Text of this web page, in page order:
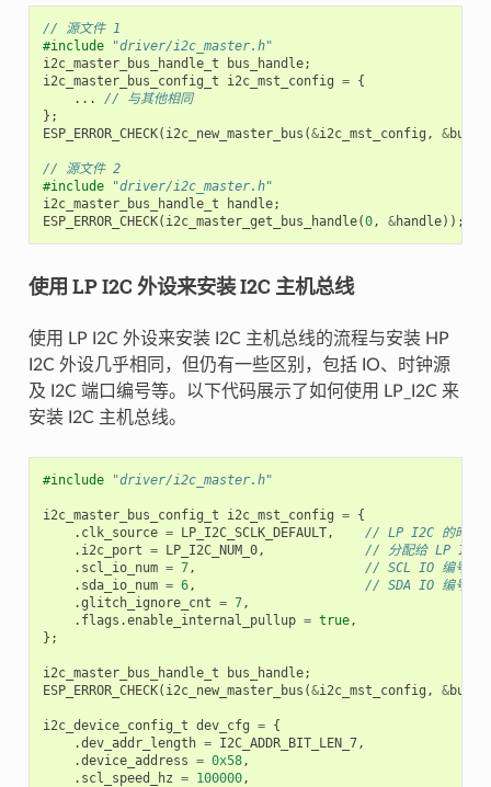
// 源文件 1
#include
"driver/i2c_master.h"
i2c_master_bus_handle_t
bus_handle;
i2c_master_bus_config_t
i2c_mst_config = {
...
// 与其他相同
};
ESP_ERROR_CHECK( i2c_new_master_bus (&i2c_mst_config , &
// 源文件 2
#include
"driver/i2c_master.h"
i2c_master_bus_handle_t
handle;
ESP_ERROR_CHECK( i2c_master_get_bus_handle(0, &handle));
使用 LP I2C 外设来安装 I2C 主机总线
使用 LP I2C 外设来安装 I2C 主机总线的流程与安装 HP
I2C 外设几乎相同，但仍有一些区别，包括 IO、时钟源
及 I2C 端口编号等。以下代码展示了如何使用 LP_I2C 来
安装 I2C 主机总线。
#include "driver/i2c_master.h"
i2c_master_bus_config_t i2c_mst_config = {
. clk_source = LP_I2C_SCLK_DEFAULT,
// LP I2C 的时钟
. i2c_port = LP_I2C_NUM_0,
// 分配给 LP I2C
. scl_io_num = 7,
// SCL IO 编号。请
. sda_io_num = 6,
// SDA IO 编号号。
.glitch_ignore_cnt = 7,
. flags .enable_internal_pullup = true,
};
i2c_master_bus_handle_t bus_handle;
ESP_ERROR_CHECK( i2c_new_master_bus (&i2c_mst_config , &
i2c_device_config_t dev_cfg = {
.dev_addr_length = I2C_ADDR_BIT_LEN_7,
.device_address = 0x58,
. scl_speed_hz = 100000,